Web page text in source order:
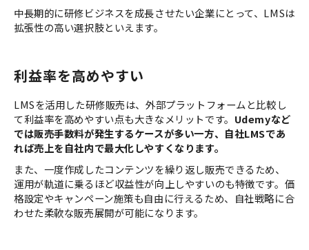
中長期的に研修ビジネスを成長させたい企業にとって、LMSは
拡張性の高い選択肢といえます。
利益率を高めやすい
LMSを活用した研修販売は、外部プラットフォームと比較し
て利益率を高めやすい点も大きなメリットです。 Udemyなど
では販売手数料が発生するケースが多い一方、自社LMSであ
れば売上を自社内で最大化しやすくなります。
また、一度作成したコンテンツを繰り返し販売できるため、
運用が軌道に乗るほど収益性が向上しやすいのも特徴です。価
格設定やキャンペーン施策も自由に行えるため、自社戦略に合
わせた柔軟な販売展開が可能になります。